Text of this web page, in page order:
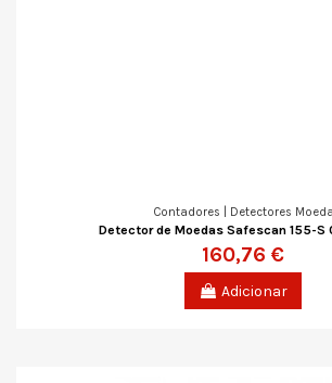
Contadores | Detectores Moeda
Detector de Moedas Safescan 155-S
160,76 €
Adicionar